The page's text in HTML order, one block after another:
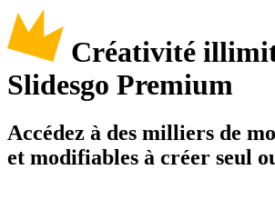
Créativité
Slidesgo Premium
Accédez à des milliers de
et modifiables à créer seul